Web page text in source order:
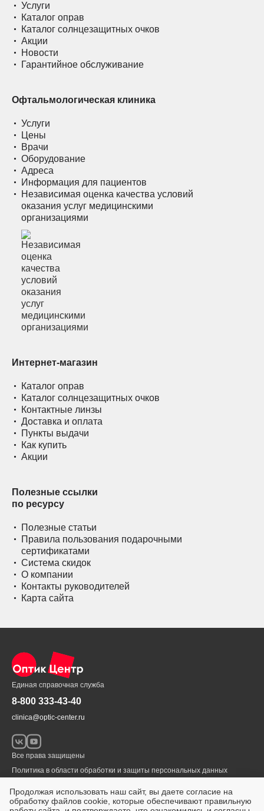
Услуги
Каталог оправ
Каталог солнцезащитных очков
Акции
Новости
Гарантийное обслуживание
Офтальмологическая клиника
Услуги
Цены
Врачи
Оборудование
Адреса
Информация для пациентов
Независимая оценка качества условий
оказания услуг медицинскими
организациями
Интернет-магазин
Каталог оправ
Каталог солнцезащитных очков
Контактные линзы
Доставка и оплата
Пункты выдачи
Как купить
Акции
Полезные ссылки
по ресурсу
Полезные статьи
Правила пользования подарочными
сертификатами
Система скидок
О компании
Контакты руководителей
Карта сайта
Единая справочная служба
8-800 333-43-40
clinica@optic-center.ru
Все права защищены
Политика в области обработки и защиты персональных данных
© 1999 – 2026 «Оптик-Центр»
Разработка сайтаworkDNK.ru
ИМЕЮТСЯ ПРОТИВОПОКАЗАНИЯ.
Продолжая использовать наш сайт, вы даете согласие на
обработку файлов cookie, которые обеспечивают правильную